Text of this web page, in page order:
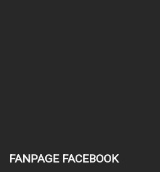
FANPAGE FACEBOOK